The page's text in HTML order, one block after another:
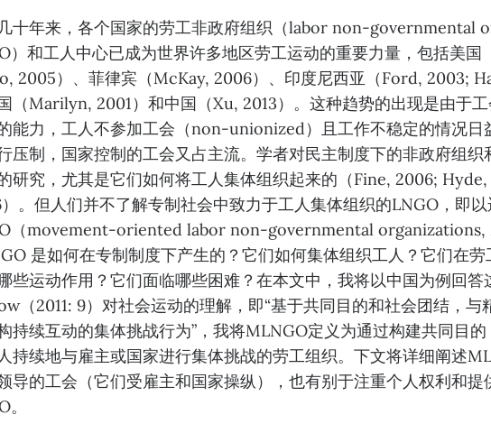
十年来，各个国家的劳工非政府组织（labor non-governmental
）和工人中心已成为世界许多地区劳工运动的重要力量，包括美国
2005）、菲律宾（McKay, 2006）、印度尼西亚（Ford, 2003;
（Marilyn, 2001）和中国（Xu, 2013）。这种趋势的出现是由于
能力，工人不参加工会（non-unionized）且工作不稳定的情况日
压制，国家控制的工会又占主流。学者对民主制度下的非政府组织
研究，尤其是它们如何将工人集体组织起来的（Fine, 2006;
。但人们并不了解专制社会中致力于工人集体组织的LNGO，即
（movement-oriented labor non-governmental organizations,
是如何在专制制度下产生的？它们如何集体组织工人？它们在
些运动作用？它们面临哪些困难？在本文中，我将以中国为例回答
（2011: 9）对社会运动的理解，即“基于共同目的和社会团结，与
持续互动的集体挑战行为”，我将MLNGO定义为通过构建共同目
持续地与雇主或国家进行集体挑战的劳工组织。下文将详细阐述
导的工会（它们受雇主和国家操纵），也有别于注重个人权利和提